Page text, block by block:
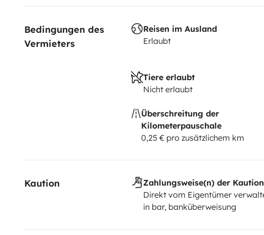
caution. Le véhicule est neuf, merci de faire comme si c'était le
Bedingungen des
Vermieters
Reisen im Ausland
Erlaubt
Tiere erlaubt
Nicht erlaubt
Überschreitung der
Kilometerpauschale
0,25 € pro zusätzlichem km
Kaution
Zahlungsweise(n) der Kaution
Direkt vom Eigentümer
in bar, banküberweisung